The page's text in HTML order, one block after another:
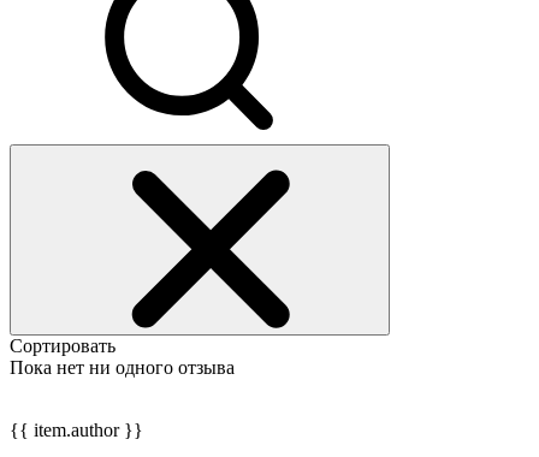
Сортировать
Пока нет ни одного отзыва
{{ item.author }}